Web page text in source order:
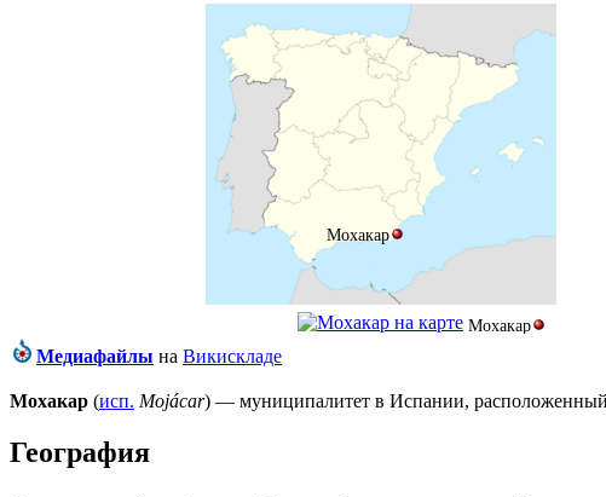
Мохакар
Мохакар
Медиафайлы на Викискладе
Мохакар (исп. Mojácar) — муниципалитет в Испании,
География